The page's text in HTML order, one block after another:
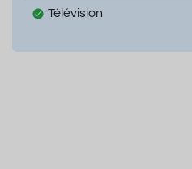
Télévision